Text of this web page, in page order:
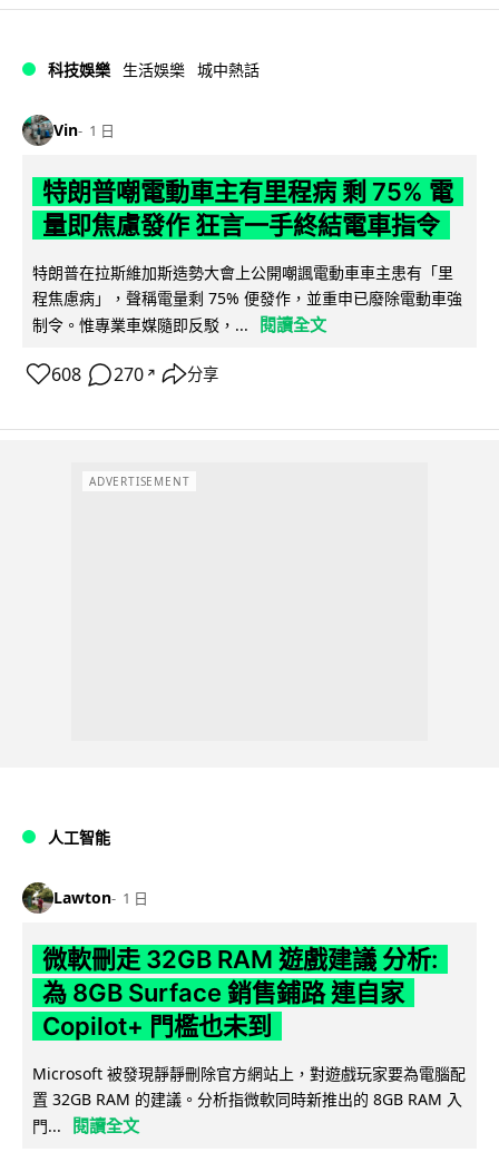
科技娛樂 生活娛樂 城中熱話
Vin 1 日
特朗普嘲電動車主有里程病 剩 75% 電
量即焦慮發作 狂言一手終結電車指令
特朗普在拉斯維加斯造勢大會上公開嘲諷電動車車主患有「里
程焦慮病」，聲稱電量剩 75% 便發作，並重申已廢除電動車強
制令。惟專業車媒隨即反駁，...
閱讀全文
608 270 ↗ 分享
ADVERTISEMENT
人工智能
Lawton 1 日
微軟刪走 32GB RAM 遊戲建議 分析:
為 8GB Surface 銷售鋪路 連自家
Copilot+ 門檻也未到
Microsoft 被發現靜靜刪除官方網站上，對遊戲玩家要為電腦配
置 32GB RAM 的建議。分析指微軟同時新推出的 8GB RAM 入
門...
閱讀全文